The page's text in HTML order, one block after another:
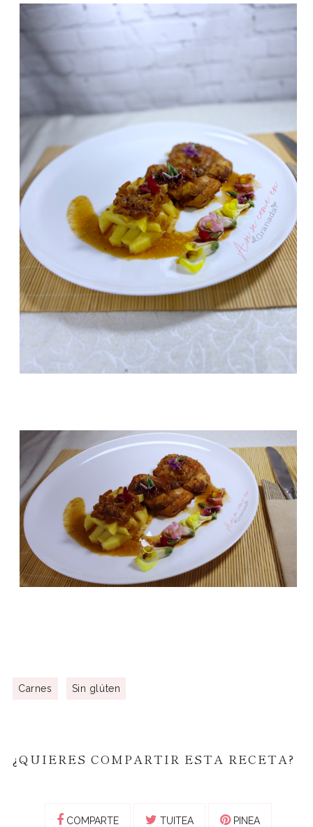
Carnes Sin glúten
¿QUIERES COMPARTIR ESTA RECETA?
COMPARTE TUITEA PINEA